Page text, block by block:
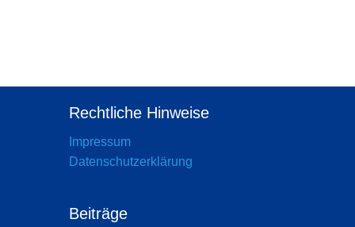
Rechtliche Hinweise
Impressum
Datenschutzerklärung
Beiträge